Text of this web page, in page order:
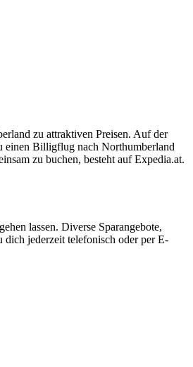
zu attraktiven Preisen. Auf der
einen Billigflug nach Northumberland
zu buchen, besteht auf Expedia.at.
lassen. Diverse Sparangebote,
dich jederzeit telefonisch oder per E-